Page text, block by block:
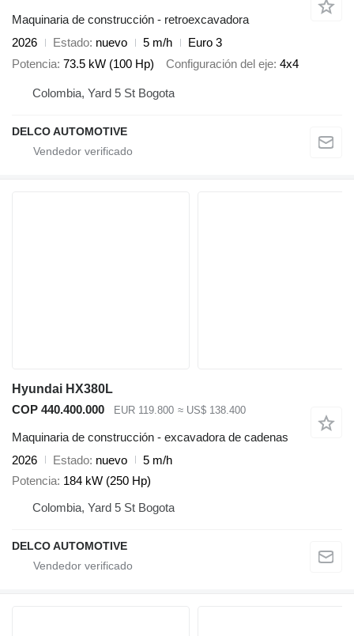
Maquinaria de construcción - retroexcavadora
2026
Estado nuevo 5 m/h
Euro 3
Potencia 73.5 kW (100 Hp) Configuración del eje 4x4
Colombia, Yard 5 St Bogota
DELCO AUTOMOTIVE
Hyundai HX380L
COP 440.400.000
EUR 119.800 ≈ US$ 138.400
Maquinaria de construcción - excavadora de cadenas
2026
Estado nuevo
5 m/h
Potencia 184 kW (250 Hp)
Colombia, Yard 5 St Bogota
DELCO AUTOMOTIVE